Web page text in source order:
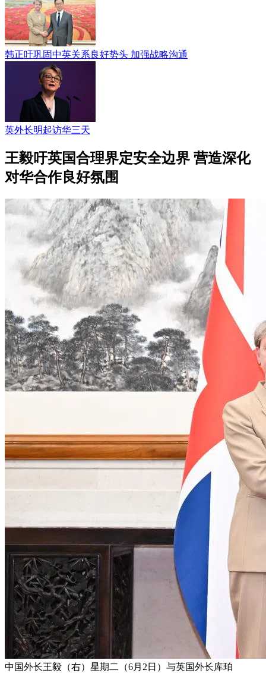
韩正吁巩固中英关系良好势头 加强战略沟通
英外长明起访华三天
王毅吁英国合理界定安全边界 营造深化
对华合作良好氛围
中国外长王毅（右）星期二（6月2日）与英国外长库珀